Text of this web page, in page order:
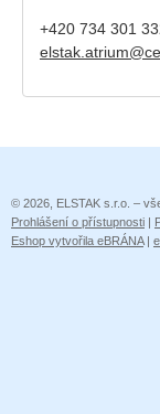
+420 734 301
© 2026, ELSTAK s.r.o. –
Prohlášení o přístupnosti |
Eshop vytvořila eBRÁNA|